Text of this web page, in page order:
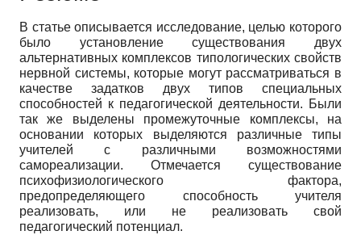
В статье описывается исследование, целью которого
было установление существования двух
альтернативных комплексов типологических свойств
нервной системы, которые могут рассматриваться в
качестве задатков двух типов специальных
способностей к педагогической деятельности. Были
так же выделены промежуточные комплексы, на
основании которых выделяются различные типы
учителей с различными возможностями
самореализации. Отмечается существование
психофизиологического фактора,
предопределяющего способность учителя
реализовать, или не реализовать свой
педагогический потенциал.